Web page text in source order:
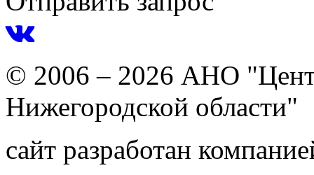
© 2006 – 2026 АНО
Нижегородской области"
сайт разработан